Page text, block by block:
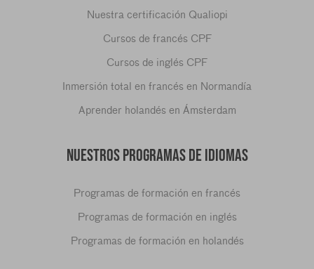
Nuestra certificación Qualiopi
Cursos de francés CPF
Cursos de inglés CPF
Inmersión total en francés en Normandía
Aprender holandés en Ámsterdam
NUESTROS PROGRAMAS DE IDIOMAS
Programas de formación en francés
Programas de formación en inglés
Programas de formación en holandés